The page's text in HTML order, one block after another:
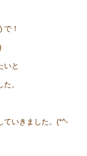
！
いと
。
ていきました。(*^-